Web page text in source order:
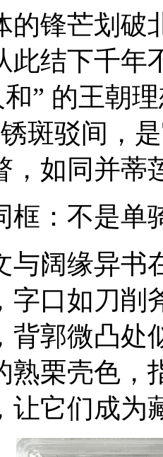
锋芒划破
此结下千年
” 的王朝
斑驳间，
，如同并蒂
：不是单
阔缘异书
字口如刀削
背郭微凸处
熟栗壳色，
让它们成为